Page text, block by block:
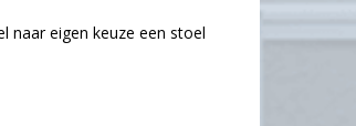
naar eigen keuze een stoel